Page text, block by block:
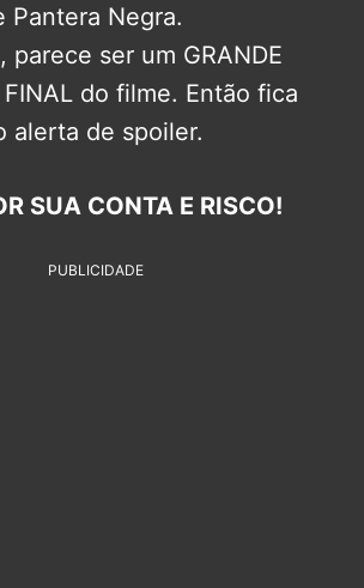
Pantera Negra.
parece ser um GRANDE
FINAL do filme. Então fica
alerta de spoiler.
SUA CONTA E RISCO!
PUBLICIDADE